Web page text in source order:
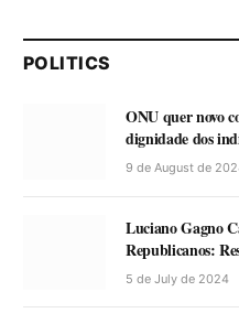
POLITICS
ONU quer novo
dignidade dos
9 de August de
Luciano Gagno
Republicanos:
5 de July de 2024